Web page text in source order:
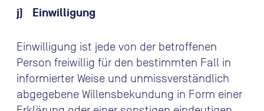
j) Einwilligung
Einwilligung ist jede von der betroffenen
Person freiwillig für den bestimmten Fall in
informierter Weise und unmissverständlich
abgegebene Willensbekundung in Form einer